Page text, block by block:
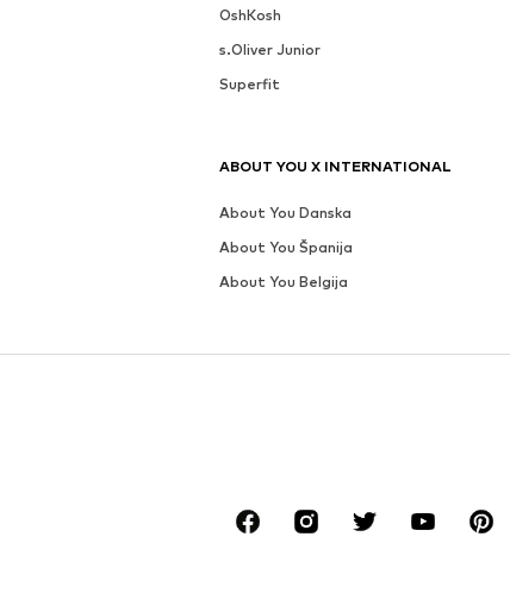
OshKosh
s.Oliver Junior
Superfit
ABOUT YOU X INTERNATIONAL
About You Danska
About You Španija
About You Belgija